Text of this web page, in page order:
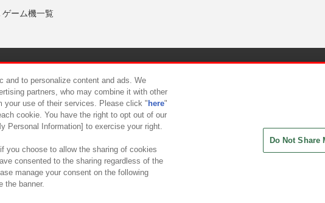
ゲーム機一覧
ついて カスタマーハラスメント対応方針
and to personalize content and ads. We
partners, who may combine it with other
your use of their services. Please click " here"
cookie. You have the right to opt out of our
Personal Information] to exercise your right.
you choose to allow the sharing of cookies
consented to the sharing regardless of the
manage your consent on the following
the banner.
Do Not